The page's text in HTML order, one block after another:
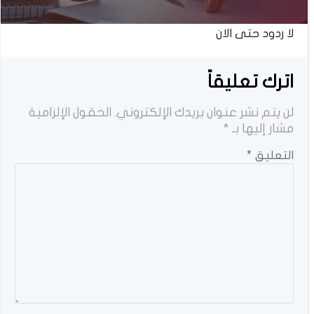
لا ردود حتى الان
اترك تعليقاً
لن يتم نشر عنوان بريدك الإلكتروني. الحقول الإلزامية
مشار إليها بـ *
التعليق *